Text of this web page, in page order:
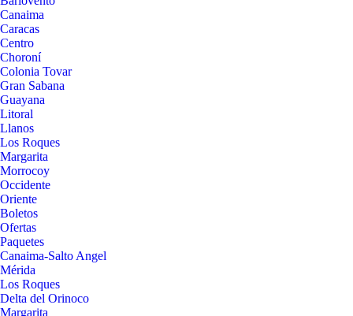
Canaima
Caracas
Centro
Choroní
Colonia Tovar
Gran Sabana
Guayana
Litoral
Llanos
Los Roques
Margarita
Morrocoy
Occidente
Oriente
Boletos
Ofertas
Paquetes
Canaima-Salto Angel
Mérida
Los Roques
Delta del Orinoco
Margarita